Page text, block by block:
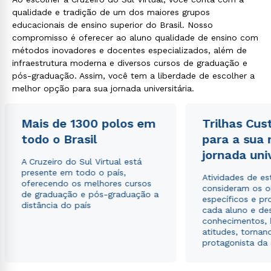
qualidade e tradição de um dos maiores grupos
educacionais de ensino superior do Brasil. Nosso
compromisso é oferecer ao aluno qualidade de ensino com
métodos inovadores e docentes especializados, além de
infraestrutura moderna e diversos cursos de graduação e
pós-graduação. Assim, você tem a liberdade de escolher a
melhor opção para sua jornada universitária.
Mais de 1300 polos em
todo o Brasil
A Cruzeiro do Sul Virtual está
presente em todo o país,
oferecendo os melhores cursos
de graduação e pós-graduação a
distância do país
Trilhas
para a sua
jornada
Atividades de
consideram os
específicos e
cada aluno e
conhecimentos,
atitudes,
protagonista da
ou
Política de Privacidade.e
autorizo que meus dados sejam utilizados para o